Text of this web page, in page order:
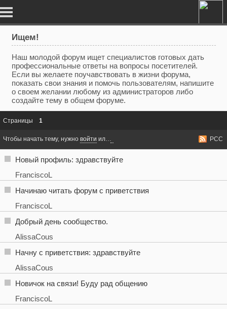
Ищем!
Наш молодой форум ищет специалистов готовых дать
профессиональные ответы на вопросы посетителей.
Если вы желаете поучавствовать в жизни форума,
показать свои знания и помочь пользователям, напишите
о своем желании любому из администраторов либо
создайте тему в общем форуме.
Страницы 1
Чтобы начать тему, нужно войти или зарегистрироваться РСС
Новый профиль: здравствуйте
FranciscoL
Начинаю читать форум с приветствия
FranciscoL
Добрый день сообщество.
AlissaCous
Начну с приветствия: здравствуйте
AlissaCous
Новичок на связи! Буду рад общению
FranciscoL